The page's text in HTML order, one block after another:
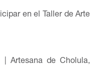
en el Taller de Arte
| Artesana de Cholula,